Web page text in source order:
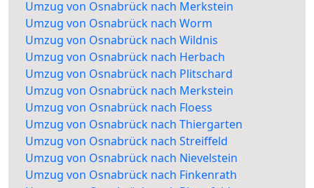
Umzug von Osnabrück nach Merkstein
Umzug von Osnabrück nach Worm
Umzug von Osnabrück nach Wildnis
Umzug von Osnabrück nach Herbach
Umzug von Osnabrück nach Plitschard
Umzug von Osnabrück nach Merkstein
Umzug von Osnabrück nach Floess
Umzug von Osnabrück nach Thiergarten
Umzug von Osnabrück nach Streiffeld
Umzug von Osnabrück nach Nievelstein
Umzug von Osnabrück nach Finkenrath